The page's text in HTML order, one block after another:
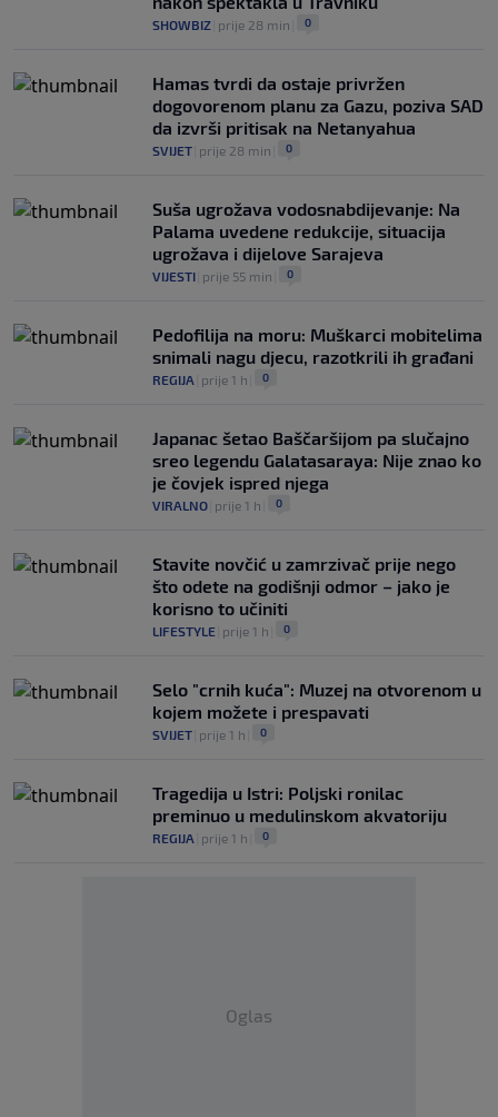
SHOWBIZ prije 28 min 0
Hamas tvrdi da ostaje privržen
dogovorenom planu za Gazu, poziva SAD
da izvrši pritisak na Netanyahua
SVIJET prije 28 min 0
Suša ugrožava vodosnabdijevanje: Na
Palama uvedene redukcije, situacija
ugrožava i dijelove Sarajeva
VIJESTI prije 55 min 0
Pedofilija na moru: Muškarci mobitelima
snimali nagu djecu, razotkrili ih građani
REGIJA prije 1 h 0
Japanac šetao Baščaršijom pa slučajno
sreo legendu Galatasaraya: Nije znao ko
je čovjek ispred njega
VIRALNO prije 1 h 0
Stavite novčić u zamrzivač prije nego
što odete na godišnji odmor – jako je
korisno to učiniti
LIFESTYLE prije 1 h 0
Selo "crnih kuća": Muzej na otvorenom u
kojem možete i prespavati
SVIJET prije 1 h 0
Tragedija u Istri: Poljski ronilac
preminuo u medulinskom akvatoriju
REGIJA prije 1 h 0
Oglas